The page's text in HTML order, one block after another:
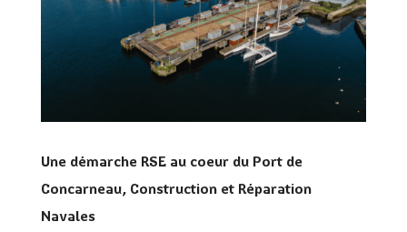
Une démarche RSE au coeur du Port de
Concarneau, Construction et Réparation
Navales